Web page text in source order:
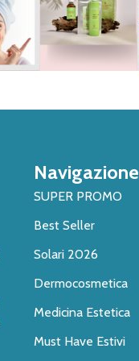
Navigazione
SUPER PROMO
Best Seller
Solari 2026
Dermocosmetica
Medicina Estetica
Must Have Estivi